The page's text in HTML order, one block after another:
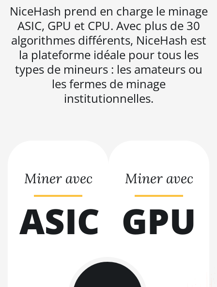
BITMAIN AntMiner
L11 (20Gh)
BITMAIN AntMiner
L11 Hyd. 2U (33Gh)
BITMAIN AntMiner
L11 Hyd. 6U (33Gh)
BITMAIN AntMiner
BITMAIN AntMiner
BITMAIN AntMiner
L9 (16Gh)
BITMAIN AntMiner
BITMAIN AntMiner
L9 Hyd 2U (27Gh)
NiceHash prend en charge le minage
ASIC, GPU et CPU. Avec plus de 30
algorithmes différents, NiceHash est
la plateforme idéale pour tous les
types de mineurs : les amateurs ou
les fermes de minage
institutionnelles.
Miner avec
ASIC
Miner avec
GPU